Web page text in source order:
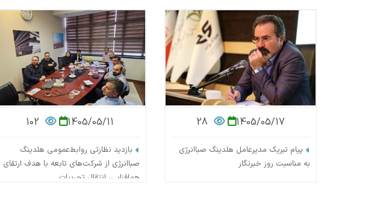
1405/05/17
پیام تبریک مدیرعامل هلدینگ صباانرژی
به مناسبت روز خبرنگار
1405/05/11
بازدید نظارتی روابط‌عمومی هلدینگ
صباانرژی از شرکت‌های تابعه با هدف ارتقای
هم‌افزایی، انتقال تجربیات ...